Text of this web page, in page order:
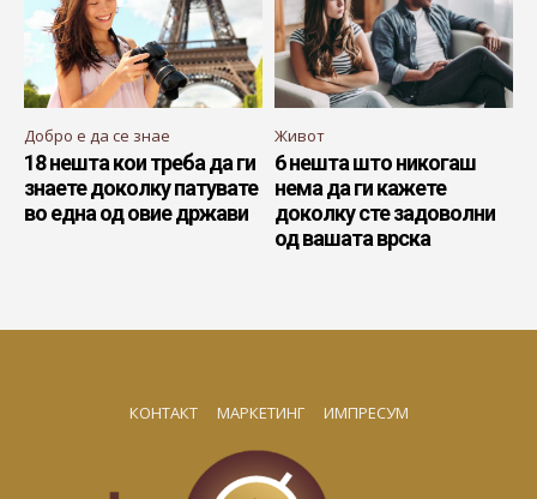
Добро е да се знае
18 нешта кои треба да ги
знаете доколку патувате
во една од овие држави
Живот
6 нешта што никогаш
нема да ги кажете
доколку сте задоволни
од вашата врска
КОНТАКТ МАРКЕТИНГ ИМПРЕСУМ